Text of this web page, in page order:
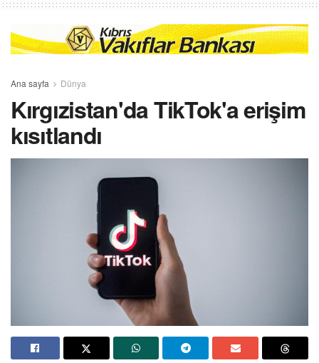
Ana sayfa Dünya
Kırgızistan'da TikTok'a erişim
kısıtlandı